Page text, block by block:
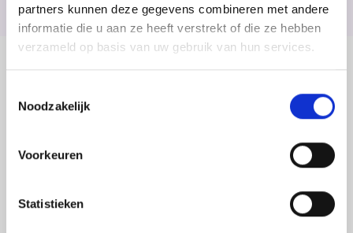
partners kunnen deze gegevens combineren met andere
informatie die u aan ze heeft verstrekt of die ze hebben
verzameld op basis van uw gebruik van hun services.
Noodzakelijk
Voorkeuren
Statistieken
De Stichting Metaal Opleidingen heeft de audit met vlag
SBB-erkenning nog steeds officieel erkend
scholingspool noemen tot augustus 2022. Leerlingen
een maatwerkprogramma dat beter is afgestemd op de
behoefte van metaalbedrijven. De leerlingen krijgen